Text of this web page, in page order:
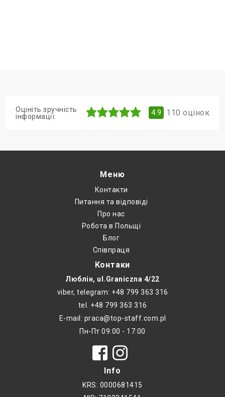
Оцініть зручність
інформації:
4.9 110 оцінок
Меню
Контакти
Питання та відповіді
Про нас
Робота в Польщі
Блог
Співпраця
Контаки
Люблін, ul.Graniczna 4/22
viber, telegram: +48 799 363 316
tel. +48 799 363 316
E-mail: praca@top-staff.com.pl
Пн-Пт 09:00 - 17:00
Info
KRS: 0000681415